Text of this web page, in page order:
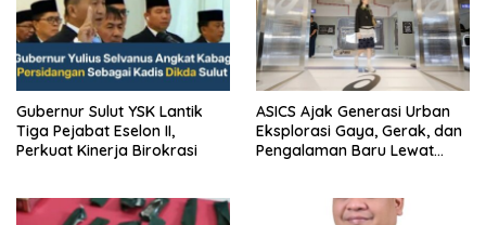
Gubernur Sulut YSK Lantik
Tiga Pejabat Eselon II,
Perkuat Kinerja Birokrasi
ASICS Ajak Generasi Urban
Eksplorasi Gaya, Gerak, dan
Pengalaman Baru Lewat